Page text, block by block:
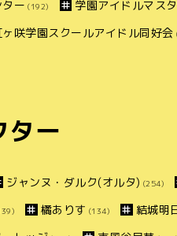
ー (192) 学園アイドルマス
咲学園スクールアイドル同好会
ター
ジャンヌ・ダルク(オルタ) (254)
橘ありす (134) 結城明